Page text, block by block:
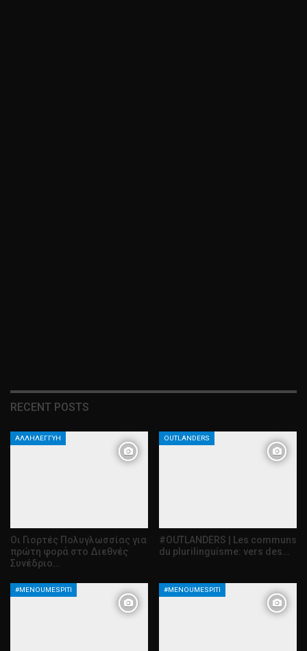
RECENT POSTS
ΑΛΛΗΛΕΓΓΎΗ
Οι Γιορτές Πολυγλωσσίας για
πρώτη φορά στο Διεθνές
Συνέδριο…
OUTLANDERS
#OUTLANDERS | Les communs
du plurilinguisme: vers des…
#MENOUMESPITI #MENOUMESPITI